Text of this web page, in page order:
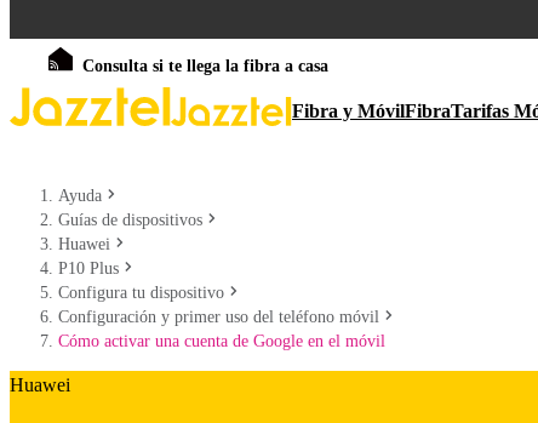
Consulta si te llega la fibra a casa
Fibra y MóvilFibraTarifas
Ayuda
Guías de dispositivos
Huawei
P10 Plus
Configura tu dispositivo
Configuración y primer uso del teléfono móvil
Cómo activar una cuenta de Google en el móvil
Huawei